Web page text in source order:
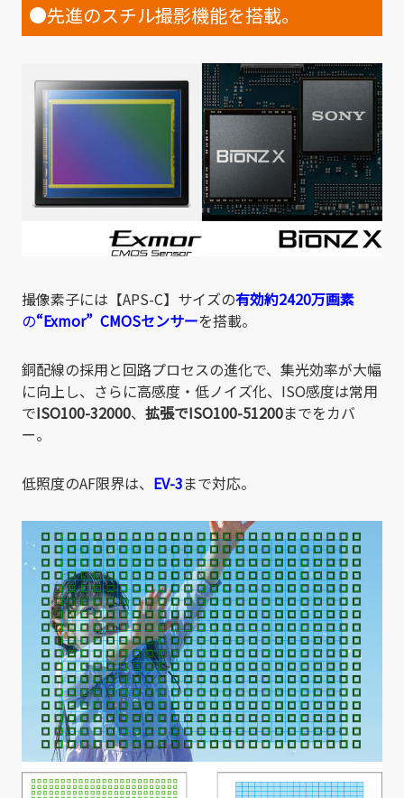
●先進のスチル撮影機能を搭載。
撮像素子には【APS-C】サイズの有効約2420万画素
の“Exmor” CMOSセンサーを搭載。
銅配線の採用と回路プロセスの進化で、集光効率が大幅
に向上し、さらに高感度・低ノイズ化、ISO感度は常用
でISO100-32000、 拡張でISO100-51200までをカバ
ー。
低照度のAF限界は、 EV-3まで対応。